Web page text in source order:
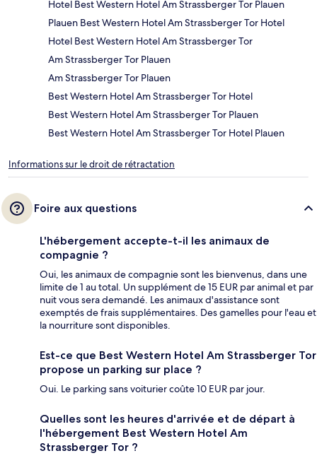
Hotel Best Western Hotel Am Strassberger Tor Plauen
Plauen Best Western Hotel Am Strassberger Tor Hotel
Hotel Best Western Hotel Am Strassberger Tor
Am Strassberger Tor Plauen
Am Strassberger Tor Plauen
Best Western Hotel Am Strassberger Tor Hotel
Best Western Hotel Am Strassberger Tor Plauen
Best Western Hotel Am Strassberger Tor Hotel Plauen
Informations sur le droit de rétractation
Foire aux questions
L'hébergement accepte-t-il les animaux de
compagnie ?
Oui, les animaux de compagnie sont les bienvenus, dans une
limite de 1 au total. Un supplément de 15 EUR par animal et par
nuit vous sera demandé. Les animaux d'assistance sont
exemptés de frais supplémentaires. Des gamelles pour l'eau et
la nourriture sont disponibles.
Est-ce que Best Western Hotel Am Strassberger Tor
propose un parking sur place ?
Oui. Le parking sans voiturier coûte 10 EUR par jour.
Quelles sont les heures d'arrivée et de départ à
l'hébergement Best Western Hotel Am
Strassberger Tor ?